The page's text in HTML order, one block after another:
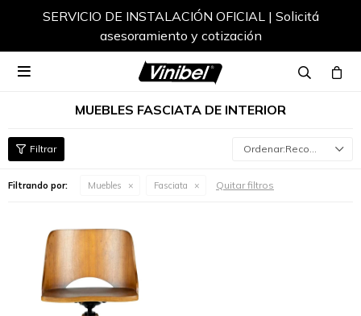
SERVICIO DE INSTALACIÓN OFICIAL | Solicitá
asesoramiento y cotización

MUEBLES FASCIATA DE INTERIOR
Recomendados
Filtrando por: Muebles Fasciata Quitar filtros